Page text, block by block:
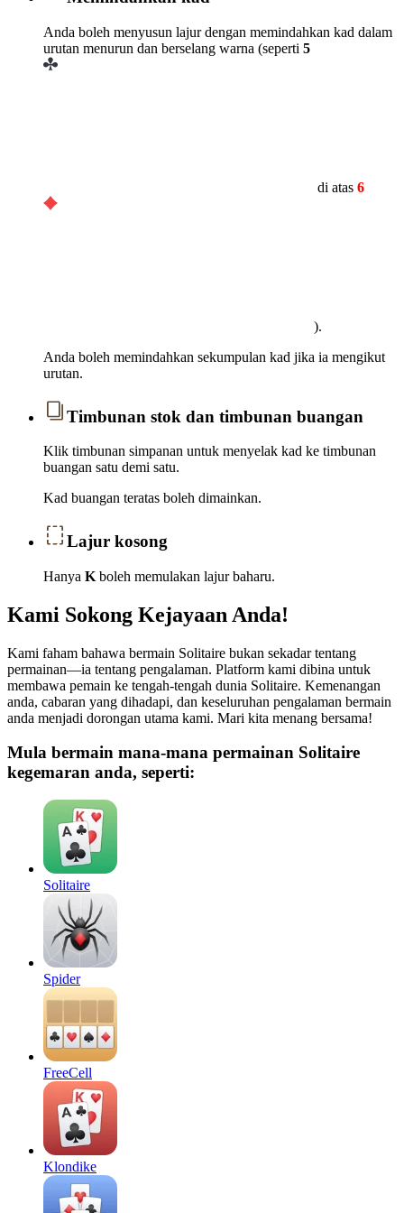
Anda boleh menyusun lajur dengan memindahkan kad dalam
urutan menurun dan berselang warna (seperti 5
di atas 6
).
Anda boleh memindahkan sekumpulan kad jika ia mengikut
urutan.
Timbunan stok dan timbunan buangan
Klik timbunan simpanan untuk menyelak kad ke timbunan
buangan satu demi satu.
Kad buangan teratas boleh dimainkan.
Lajur kosong
Hanya K boleh memulakan lajur baharu.
Kami Sokong Kejayaan Anda!
Kami faham bahawa bermain Solitaire bukan sekadar tentang
permainan—ia tentang pengalaman. Platform kami dibina untuk
membawa pemain ke tengah-tengah dunia Solitaire. Kemenangan
anda, cabaran yang dihadapi, dan keseluruhan pengalaman bermain
anda menjadi dorongan utama kami. Mari kita menang bersama!
Mula bermain mana-mana permainan Solitaire
kegemaran anda, seperti:
Solitaire
Spider
FreeCell
Klondike